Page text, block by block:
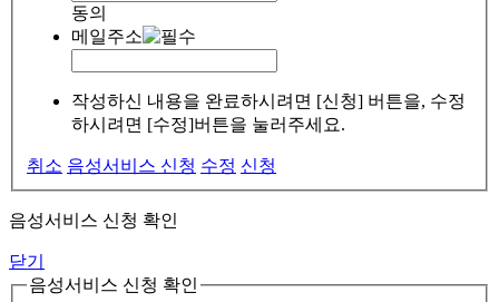
동의
메일주소
작성하신 내용을 완료하시려면 [신청] 버튼을, 수정
하시려면 [수정]버튼을 눌러주세요.
취소 음성서비스 신청 수정 신청
음성서비스 신청 확인
닫기
음성서비스 신청 확인